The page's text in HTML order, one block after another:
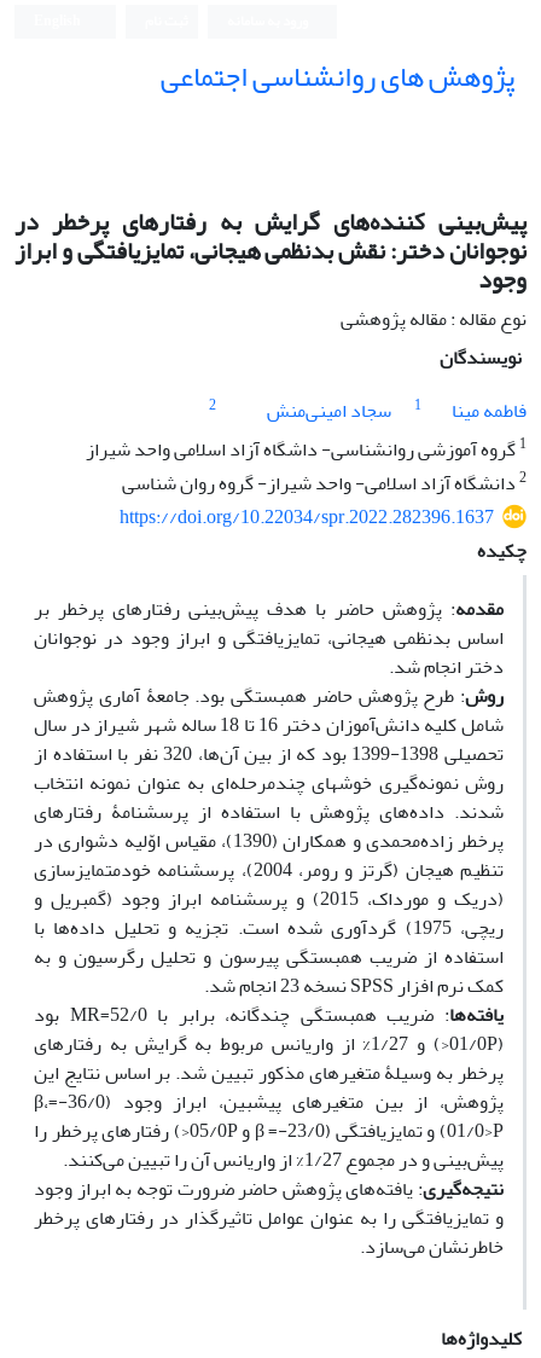
پژوهش های روانشناسی اجتماعی
پیش‌بینی کننده‌های گرایش به رفتارهای پرخطر در
نوجوانان دختر: نقش بدنظمی هیجانی، تمایزیافتگی و ابراز
وجود
نوع مقاله : مقاله پژوهشی
نویسندگان
فاطمه مینا
1 سجاد امینی‌منش
2
1گروه آموزشی روانشناسی- داشگاه آزاد اسلامی واحد شیراز
2دانشگاه آزاد اسلامی- واحد شیراز- گروه روان شناسی
https://doi.org/10.22034/spr.2022.282396.1637
چکیده
مقدمه: پژوهش حاضر با هدف پیش‌بینی رفتارهای پرخطر بر
اساس بدنظمی هیجانی، تمایزیافتگی و ابراز وجود در نوجوانان
دختر انجام شد.
روش: طرح پژوهش حاضر همبستگی بود. جامعۀ آماری پژوهش
شامل کلیه دانش‌آموزان دختر 16 تا 18 ساله شهر شیراز در سال
تحصیلی 1398-1399 بود که از بین آن‌ها، 320 نفر با استفاده از
روش نمونه‌گیری خوشه­ای چند‌مرحله‌ای به عنوان نمونه انتخاب
شدند. داده‌های پژوهش با استفاده از پرسشنامۀ رفتارهای
پرخطر زاده‌محمدی و همکاران (1390)، مقیاس اوّلیه دشواری در
تنظیم هیجان (گرتز و رومر، 2004)، پرسشنامه خود‌متمایزسازی
(دریک و مورداک، 2015) و پرسشنامه ابراز وجود (گمبریل و
ریچی، 1975) گردآوری شده است. تجزیه و تحلیل داده‌ها با
استفاده از ضریب همبستگی پیرسون و تحلیل رگرسیون و به
کمک نرم افزار SPSS نسخه­ 23 انجام شد.
یافته‌ها
: ضریب همبستگی چندگانه، برابر با 52/0=MR بود
(01/0P<) و 1/27% از واریانس مربوط به گرایش به رفتارهای
پرخطر به وسیلۀ متغیرهای مذکور تبیین شد. بر اساس نتایج این
پژوهش، از بین متغیرهای پیش­بین، ابراز وجود (36/0-=β،
01/0>P) و تمایزیافتگی (23/0-= β و 05/0P<) رفتارهای پرخطر را
پیش‌بینی و در مجموع 1/27% از واریانس آن را‌ تبیین می‌کنند.
نتیجه‌گیری: یافته‌های پژوهش حاضر ضرورت توجه به ابراز وجود
و تمایزیافتگی را به عنوان عوامل تاثیرگذار در رفتارهای پرخطر
خاطرنشان می‌سازد.
کلیدواژه‌ها